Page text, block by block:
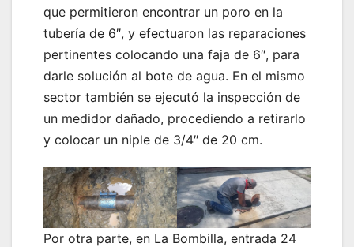
que permitieron encontrar un poro en la
tubería de 6″, y efectuaron las reparaciones
pertinentes colocando una faja de 6″, para
darle solución al bote de agua. En el mismo
sector también se ejecutó la inspección de
un medidor dañado, procediendo a retirarlo
y colocar un niple de 3/4″ de 20 cm.
Por otra parte, en La Bombilla, entrada 24